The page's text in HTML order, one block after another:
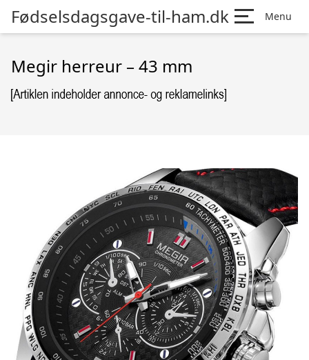
Fødselsdagsgave-til-ham.dk Menu
Megir herreur – 43 mm